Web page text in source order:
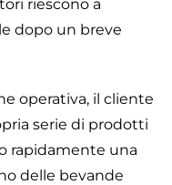
riescono a
dopo un breve
operativa, il cliente
serie di prodotti
rapidamente una
delle bevande